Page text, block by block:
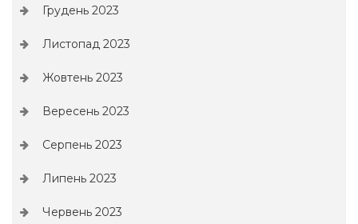
Грудень 2023
Листопад 2023
Жовтень 2023
Вересень 2023
Серпень 2023
Липень 2023
Червень 2023